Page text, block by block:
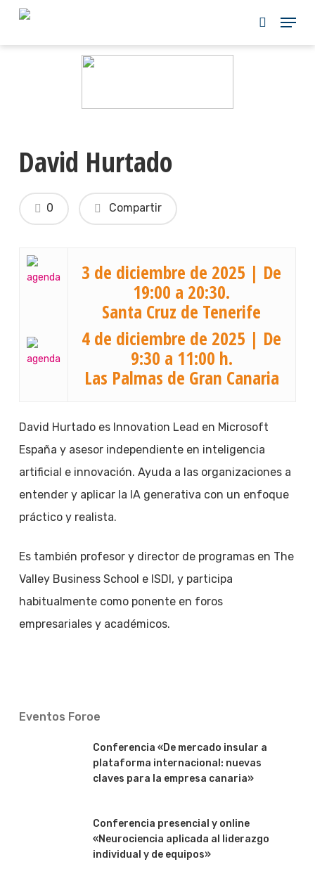
Skip
David Hurtado
Compartir
0
3 de diciembre de 2025 | De
19:00 a 20:30.
Santa Cruz de Tenerife
4 de diciembre de 2025 | De
9:30 a 11:00 h.
Las Palmas de Gran Canaria
David Hurtado es Innovation Lead en Microsoft
España y asesor independiente en inteligencia
artificial e innovación. Ayuda a las organizaciones a
entender y aplicar la IA generativa con un enfoque
práctico y realista.
Es también profesor y director de programas en The
Valley Business School e ISDI, y participa
habitualmente como ponente en foros
empresariales y académicos.
Eventos Foroe
Conferencia «De mercado insular a
plataforma internacional: nuevas
claves para la empresa canaria»
Conferencia presencial y online
«Neurociencia aplicada al liderazgo
individual y de equipos»